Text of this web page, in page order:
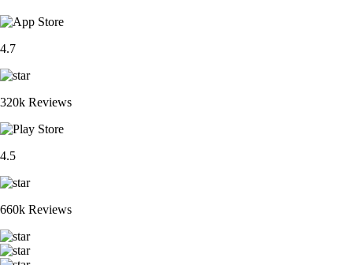
4.7
320k Reviews
4.5
660k Reviews